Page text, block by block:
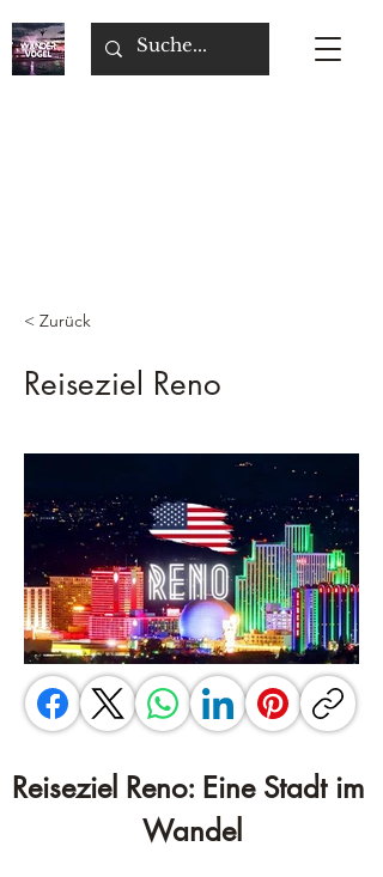
< Zurück
Reiseziel Reno
Reiseziel Reno: Eine Stadt im
Wandel